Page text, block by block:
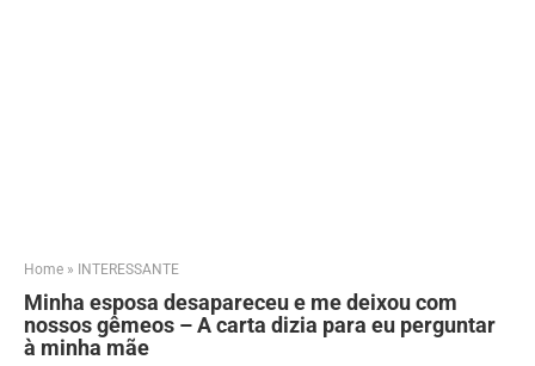
Home » INTERESSANTE
Minha esposa desapareceu e me deixou com
nossos gêmeos – A carta dizia para eu perguntar
à minha mãe